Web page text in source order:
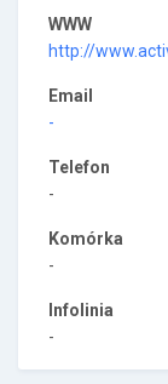
WWW
http://
Email
-
Telefon
-
Komórka
-
Infolinia
-